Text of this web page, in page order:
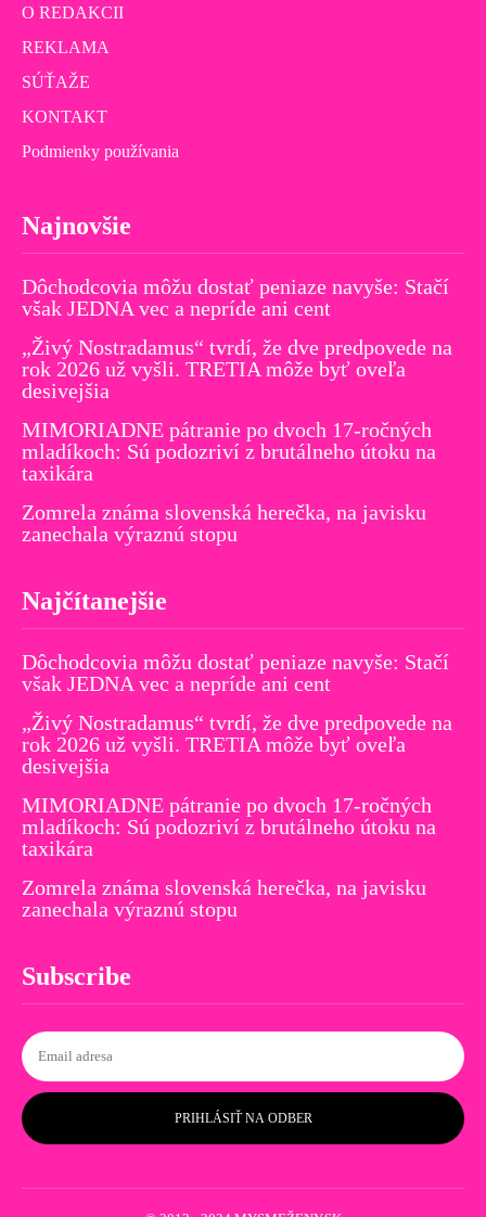
O REDAKCII
REKLAMA
SÚŤAŽE
KONTAKT
Podmienky používania
Najnovšie
Dôchodcovia môžu dostať peniaze navyše: Stačí
však JEDNA vec a nepríde ani cent
„Živý Nostradamus“ tvrdí, že dve predpovede na
rok 2026 už vyšli. TRETIA môže byť oveľa
desivejšia
MIMORIADNE pátranie po dvoch 17-ročných
mladíkoch: Sú podozriví z brutálneho útoku na
taxikára
Zomrela známa slovenská herečka, na javisku
zanechala výraznú stopu
Najčítanejšie
Dôchodcovia môžu dostať peniaze navyše: Stačí
však JEDNA vec a nepríde ani cent
„Živý Nostradamus“ tvrdí, že dve predpovede na
rok 2026 už vyšli. TRETIA môže byť oveľa
desivejšia
MIMORIADNE pátranie po dvoch 17-ročných
mladíkoch: Sú podozriví z brutálneho útoku na
taxikára
Zomrela známa slovenská herečka, na javisku
zanechala výraznú stopu
Subscribe
PRIHLÁSIŤ NA ODBER